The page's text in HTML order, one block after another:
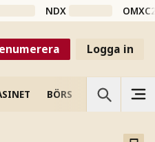
NDX
Logga in
BÖRS VETENSKAP